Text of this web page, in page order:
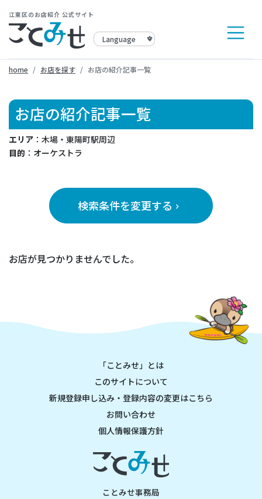
江東区のお店紹介 公式サイト
home お店を探す お店の紹介記事一覧
お店の紹介記事一覧
エリア ：木場・東陽町駅周辺
目的 ：オーケストラ
検索条件を変更する keyboard_arrow_right
お店が見つかりませんでした。
「ことみせ」とは
このサイトについて
新規登録申し込み・登録内容の変更はこちら
お問い合わせ
個人情報保護方針
ことみせ事務局